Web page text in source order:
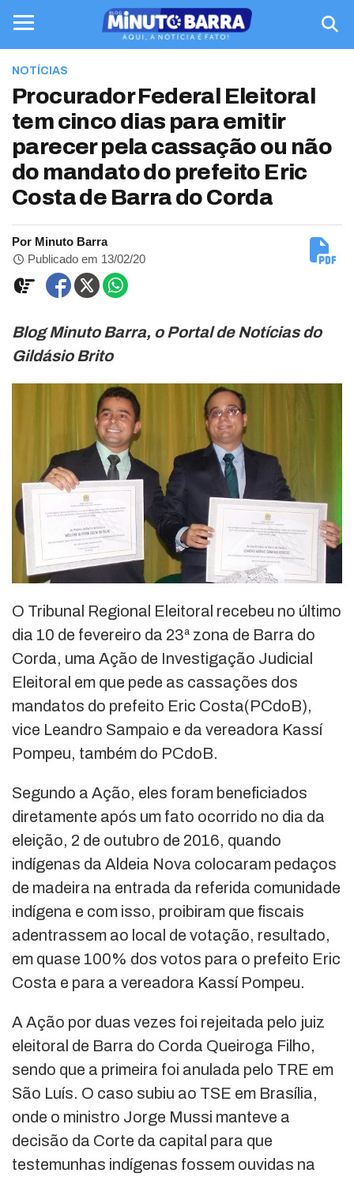
NOTÍCIAS
Procurador Federal Eleitoral
tem cinco dias para emitir
parecer pela cassação ou não
do mandato do prefeito Eric
Costa de Barra do Corda
Por Minuto Barra
Publicado em 13/02/20
Blog Minuto Barra, o Portal de Notícias do
Gildásio Brito
O Tribunal Regional Eleitoral recebeu no último
dia 10 de fevereiro da 23ª zona de Barra do
Corda, uma Ação de Investigação Judicial
Eleitoral em que pede as cassações dos
mandatos do prefeito Eric Costa(PCdoB),
vice Leandro Sampaio e da vereadora Kassí
Pompeu, também do PCdoB.
Segundo a Ação, eles foram beneficiados
diretamente após um fato ocorrido no dia da
eleição, 2 de outubro de 2016, quando
indígenas da Aldeia Nova colocaram pedaços
de madeira na entrada da referida comunidade
indígena e com isso, proibiram que fiscais
adentrassem ao local de votação, resultado,
em quase 100% dos votos para o prefeito Eric
Costa e para a vereadora Kassí Pompeu.
A Ação por duas vezes foi rejeitada pelo juiz
eleitoral de Barra do Corda Queiroga Filho,
sendo que a primeira foi anulada pelo TRE em
São Luís. O caso subiu ao TSE em Brasília,
onde o ministro Jorge Mussi manteve a
decisão da Corte da capital para que
testemunhas indígenas fossem ouvidas na